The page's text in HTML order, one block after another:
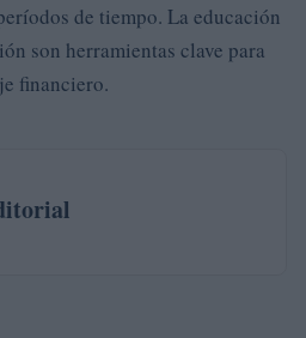
de tiempo. La educación
son herramientas clave para
financiero.